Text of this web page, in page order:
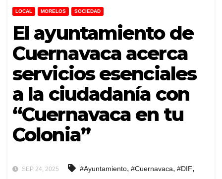
LOCAL MORELOS SOCIEDAD
El ayuntamiento de
Cuernavaca acerca
servicios esenciales
a la ciudadanía con
“Cuernavaca en tu
Colonia”
SEP 24, 2025 #Ayuntamiento, #Cuernavaca, #DIF,